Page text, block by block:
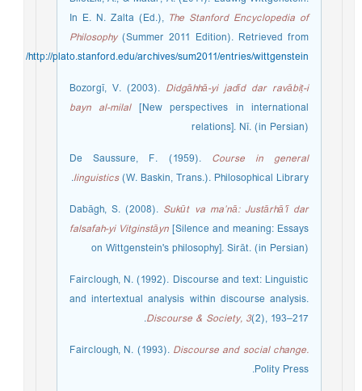
In E. N. Zalta (Ed.),The Stanford Encyclopedia of
Philosophy (Summer 2011 Edition). Retrieved from
http://plato.stanford.edu/archives/sum2011/entries/wittgenstein/
Bozorgī, V. (2003).Didgāhhā-yi jadīd dar ravābiṭ-i
bayn al-milal [New perspectives in international
relations]. Nī. (in Persian)
De Saussure, F. (1959).Course in general
linguistics(W. Baskin, Trans.). Philosophical Library.
Dabāgh, S. (2008).Sukūt va ma’nā: Justārhā’ī dar
falsafah-yi Vitginstāyn[Silence and meaning: Essays
on Wittgenstein's philosophy]. Sirāt. (in Persian)
Fairclough, N. (1992). Discourse and text: Linguistic
and intertextual analysis within discourse analysis.
Discourse & Society, 3(2), 193–217.
Fairclough, N. (1993).Discourse and social change.
Polity Press.